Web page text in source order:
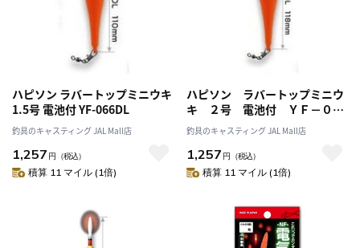
ハピソン ラバートップミニウキ
1.5号 電池付 YF-066DL
釣具のキャスティング JAL Mall店
1,257 円 （税込）
積算 11 マイル (1倍)
ハピソン ラバートップミニウ
キ ２号 電池付 ＹＦ－０６
７ＤＬ
釣具のキャスティング JAL Mall店
1,257 円 （税込）
積算 11 マイル (1倍)